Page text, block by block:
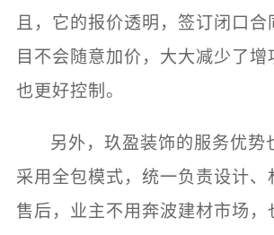
且，它的报价透明，签订闭口合
目不会随意加价，大大减少了增
也更好控制。
另外，玖盈装饰的服务优势
采用全包模式，统一负责设计、
售后，业主不用奔波建材市场，